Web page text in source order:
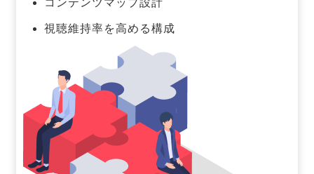
コンテンツマップ設計
視聴維持率を高める構成